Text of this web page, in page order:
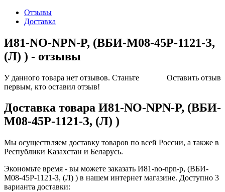
Отзывы
Доставка
И81-NO-NPN-P, (ВБИ-М08-45Р-1121-З,
(Л) ) - отзывы
Оставить отзыв
У данного товара нет отзывов. Станьте
первым, кто оставил отзыв!
Доставка товара И81-NO-NPN-P, (ВБИ-
М08-45Р-1121-З, (Л) )
Мы осуществляем доставку товаров по всей России, а также в
Республики Казахстан и Беларусь.
Экономьте время - вы можете заказать И81-no-npn-p, (ВБИ-
М08-45Р-1121-З, (Л) ) в нашем интернет магазине. Доступно 3
варианта доставки: